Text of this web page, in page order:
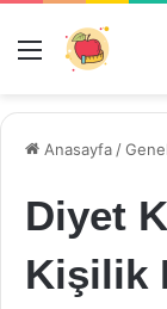
Menü
Anasayfa /Genel
Diyet
Kişilik